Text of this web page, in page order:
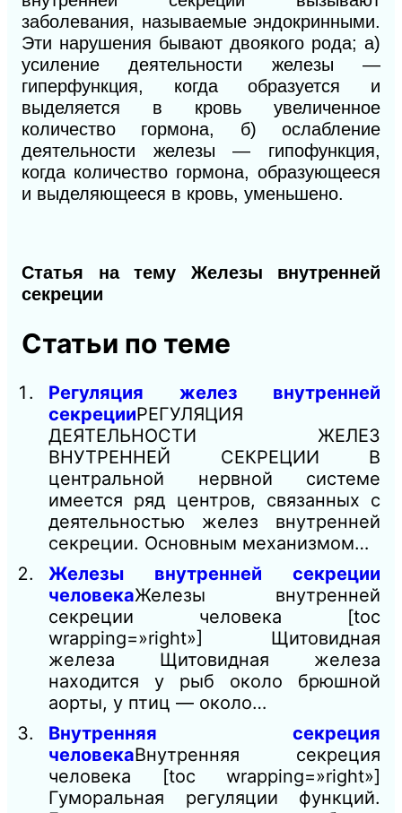
заболевания, называемые эндокринными.
Эти нарушения бывают двоякого рода; а)
усиление деятельности железы —
гиперфункция, когда образуется и
выделяется в кровь увеличенное
количество гормона, б) ослабление
деятельности железы — гипофункция,
когда количество гормона, образующееся
и выделяющееся в кровь, уменьшено.
Статья на тему Железы внутренней
секреции
Статьи по теме
Регуляция желез внутренней
секрецииРЕГУЛЯЦИЯ
ДЕЯТЕЛЬНОСТИ ЖЕЛЕЗ
ВНУТРЕННЕЙ СЕКРЕЦИИ В
центральной нервной системе
имеется ряд центров, связанных с
деятельностью желез внутренней
секреции. Основным механизмом…
Железы внутренней секреции
человекаЖелезы внутренней
секреции человека [toc
wrapping=»right»] Щитовидная
железа Щитовидная железа
находится у рыб около брюшной
аорты, у птиц — около…
Внутренняя секреция
человекаВнутренняя секреция
человека [toc wrapping=»right»]
Гуморальная регуляции функций.